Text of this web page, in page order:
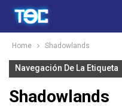
Home Shadowlands
Navegación De La Etiqueta
Shadowlands